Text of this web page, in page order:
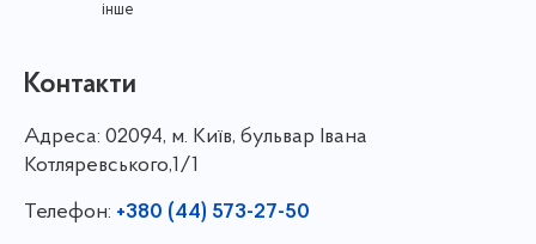
інше
Контакти
Адреса: 02094, м. Київ, бульвар Івана
Котляревського,1/1
Телефон: +380 (44) 573-27-50